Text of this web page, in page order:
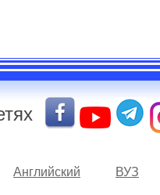
Английский ВУЗ